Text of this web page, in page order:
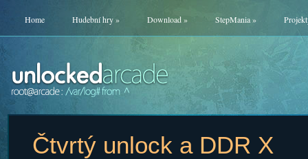
Home Hudební hry» Download» StepMania»
Čtvrtý unlock a DDR X